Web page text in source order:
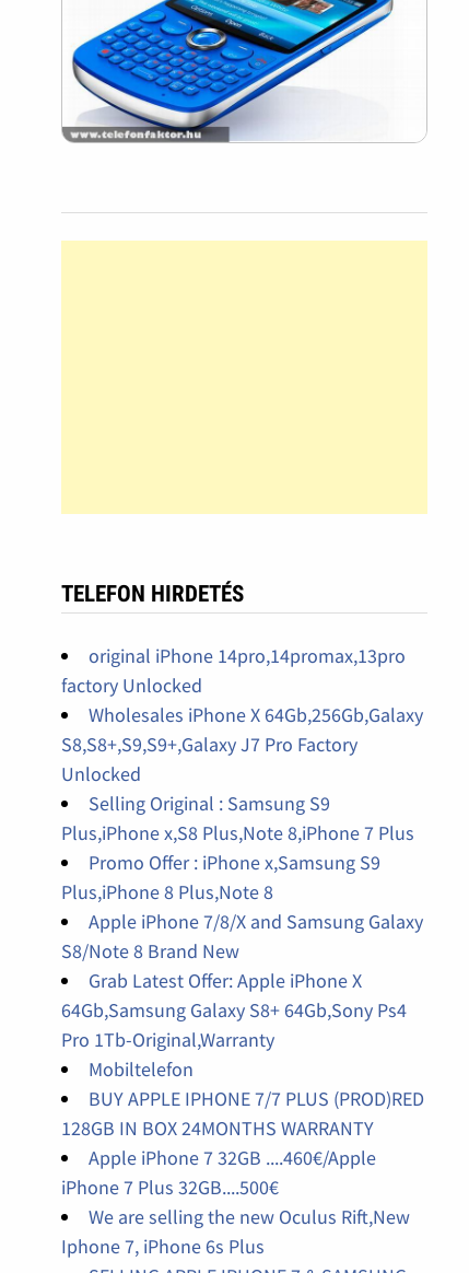
TELEFON HIRDETÉS
original iPhone 14pro,14promax,13pro
factory Unlocked
Wholesales iPhone X 64Gb,256Gb,Galaxy
S8,S8+,S9,S9+,Galaxy J7 Pro Factory
Unlocked
Selling Original : Samsung S9
Plus,iPhone x,S8 Plus,Note 8,iPhone 7 Plus
Promo Offer : iPhone x,Samsung S9
Plus,iPhone 8 Plus,Note 8
Apple iPhone 7/8/X and Samsung Galaxy
S8/Note 8 Brand New
Grab Latest Offer: Apple iPhone X
64Gb,Samsung Galaxy S8+ 64Gb,Sony Ps4
Pro 1Tb-Original,Warranty
Mobiltelefon
BUY APPLE IPHONE 7/7 PLUS (PROD)RED
128GB IN BOX 24MONTHS WARRANTY
Apple iPhone 7 32GB ....460€/Apple
iPhone 7 Plus 32GB....500€
We are selling the new Oculus Rift,New
Iphone 7, iPhone 6s Plus